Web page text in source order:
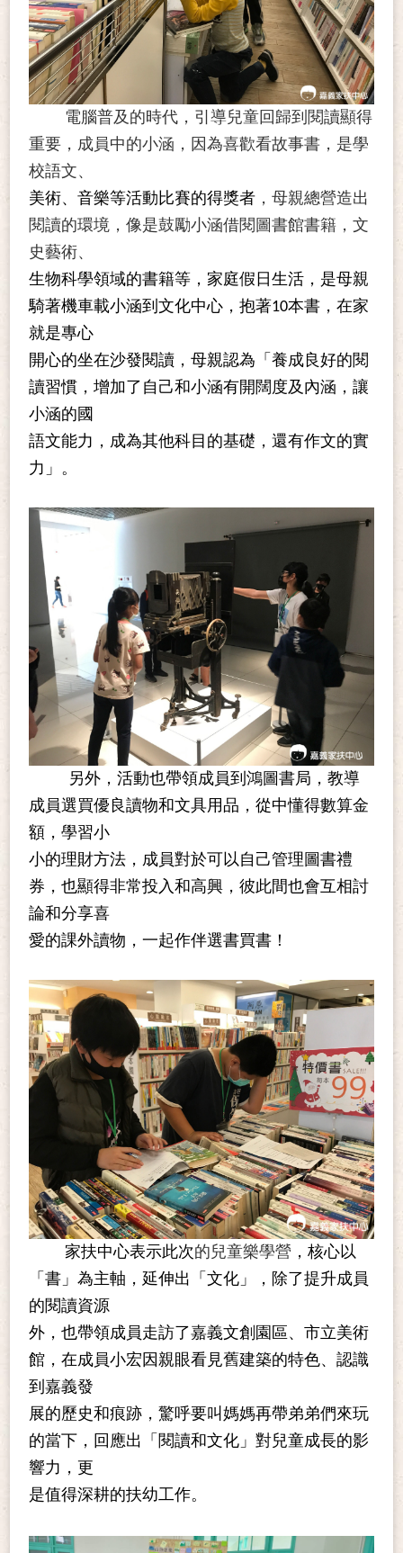
電腦普及的時代，引導兒童回歸到閱讀顯得
重要，成員中的小涵，因為喜歡看故事書，是學
校語文、
美術、音樂等活動比賽的得獎者 ，母親總營造出
閱讀的環境，像是鼓勵小涵借閱圖書館書籍，文
史藝術、
生物科學領域的書籍等，家庭假日生活，是母親
騎著機車載小涵到文化中心，抱著10本書，在家
就是專心
開心的坐在沙發閱讀，母親認為「養成良好的閱
讀習慣，增加了自己和小涵有開闊度及內涵，讓
小涵的國
語文能力，成為其他科目的基礎，還有作文的實
力」。
另外，活動也帶領成員到鴻圖書局，教導
成員選買優良讀物和文具用品，從中懂得數算金
額，學習小
小的理財方法，成員對於可以自己管理圖書禮
券，也顯得非常投入和高興，彼此間也會互相討
論和分享喜
愛的課外讀物，一起作伴選書買書！
家扶中心表示此次的兒童樂學營 ，核心以
「書」為主軸，延伸出「文化」，除了提升成員
的閱讀資源
外，也帶領成員走訪了嘉義文創園區、市立美術
館，在成員小宏因親眼看見舊建築的特色、認識
到嘉義發
展的歷史和痕跡，驚呼要叫媽媽再帶弟弟們來玩
的當下，回應出「閱讀和文化」對兒童成長的影
響力，更
是值得深耕的扶幼工作。